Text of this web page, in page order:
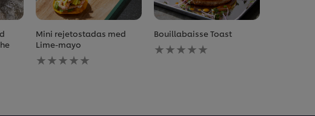
Mini rejetostadas med
Lime-mayo
Ingen
bedømmelser
Bouillabaisse Toast
Ingen
bedømmelser